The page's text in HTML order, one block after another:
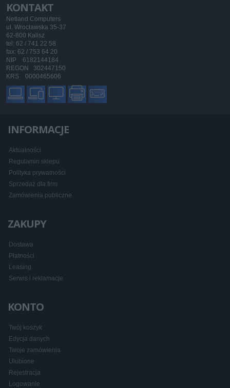
KONTAKT
Netland Computers
ul. Wrocławska 35-37
62-800 Kalisz
tel: 62 / 741 22 58
fax: 62 / 753 64 20
NIP 6182144184
REGON 302447150
KRS 0000465606
INFORMACJE
Aktualności
Regulamin sklepu
Polityka prywatności
Sprzedaż dla firm
Zamówienia publiczne
ZAKUPY
Dostawa
Płatności
Leasing
Serwis i reklamacje
KONTO
Twój koszyk
Edycja danych
Twoje zamówienia
Ulubione
Rejestracja
Logowanie